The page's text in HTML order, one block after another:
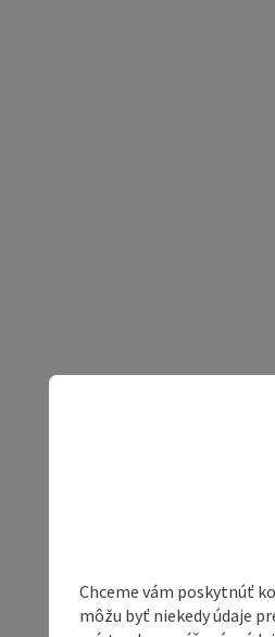
Chceme vám poskytnúť
môžu byť niekedy údaje